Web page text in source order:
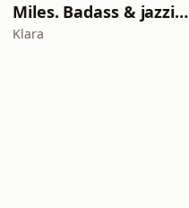
Miles. Badass & jazzicoon
Klara